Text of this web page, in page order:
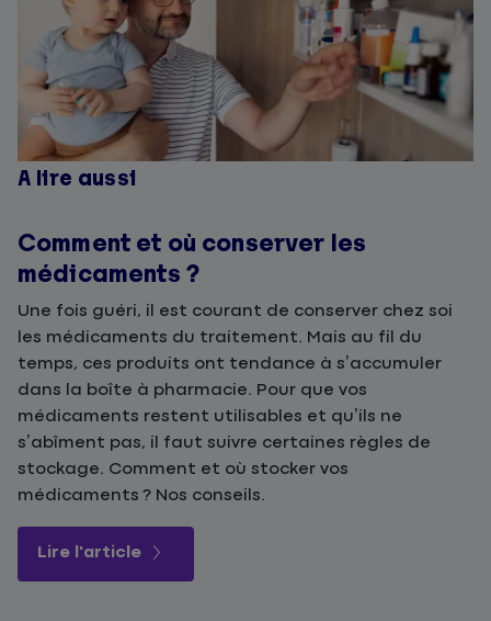
A lire aussi
Comment et où conserver les
médicaments ?
Une fois guéri, il est courant de conserver chez soi
les médicaments du traitement. Mais au fil du
temps, ces produits ont tendance à s’accumuler
dans la boîte à pharmacie. Pour que vos
médicaments restent utilisables et qu’ils ne
s’abîment pas, il faut suivre certaines règles de
stockage. Comment et où stocker vos
médicaments ? Nos conseils.
Lire l'article